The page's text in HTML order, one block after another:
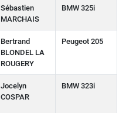
Sébastien
MARCHAIS
BMW 325i
Bertrand
BLONDEL LA
ROUGERY
Peugeot 205
Jocelyn
COSPAR
BMW 323i